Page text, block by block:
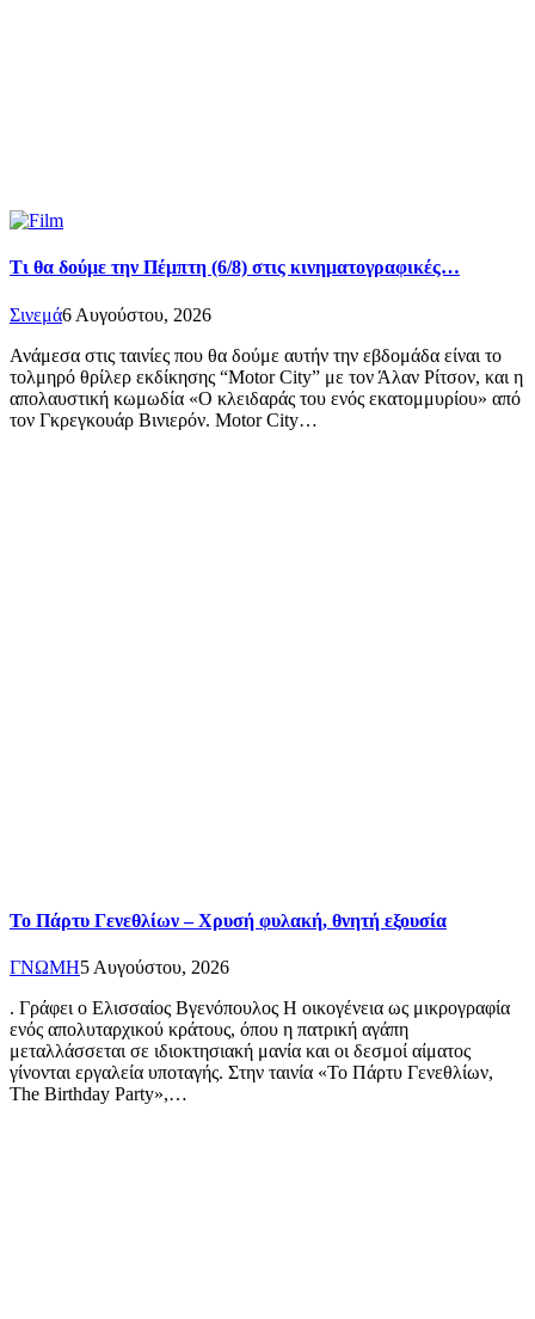
Τι θα δούμε την Πέμπτη (6/8) στις κινηματογραφικές…
Σινεμά6 Αυγούστου, 2026
Ανάμεσα στις ταινίες που θα δούμε αυτήν την εβδομάδα είναι το
τολμηρό θρίλερ εκδίκησης “Motor City” με τον Άλαν Ρίτσον, και η
απολαυστική κωμωδία «Ο κλειδαράς του ενός εκατομμυρίου» από
τον Γκρεγκουάρ Βινιερόν. Motor City…
Το Πάρτυ Γενεθλίων – Χρυσή φυλακή, θνητή εξουσία
ΓΝΩΜΗ5 Αυγούστου, 2026
. Γράφει ο Ελισσαίος Βγενόπουλος Η οικογένεια ως μικρογραφία
ενός απολυταρχικού κράτους, όπου η πατρική αγάπη
μεταλλάσσεται σε ιδιοκτησιακή μανία και οι δεσμοί αίματος
γίνονται εργαλεία υποταγής. Στην ταινία «Το Πάρτυ Γενεθλίων,
The Birthday Party»,…